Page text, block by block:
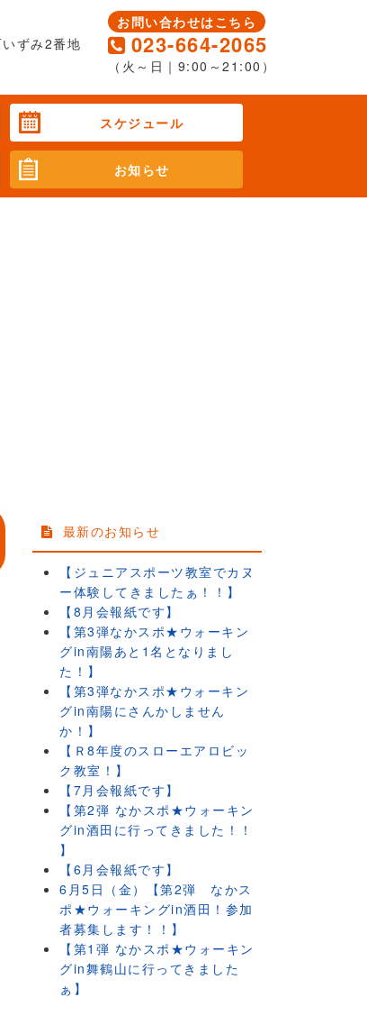
ずみ2番地
お問い合わせはこちら
023-664-2065
（火～日｜9:00～21:00）
スケジュール
お知らせ
最新のお知らせ
【ジュニアスポーツ教室でカヌ
ー体験してきましたぁ！！】
【8月会報紙です】
【第3弾なかスポ★ウォーキン
グin南陽あと1名となりまし
た！】
【第3弾なかスポ★ウォーキン
グin南陽にさんかしません
か！】
【Ｒ8年度のスローエアロビッ
ク教室！】
【7月会報紙です】
【第2弾 なかスポ★ウォーキン
グin酒田に行ってきました！！
】
【6月会報紙です】
6月5日（金）【第2弾 なかス
ポ★ウォーキングin酒田！参加
者募集します！！】
【第1弾 なかスポ★ウォーキン
グin舞鶴山に行ってきました
ぁ】